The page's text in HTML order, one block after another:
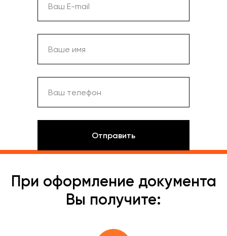
Отправить
При оформление документа
Вы получите: